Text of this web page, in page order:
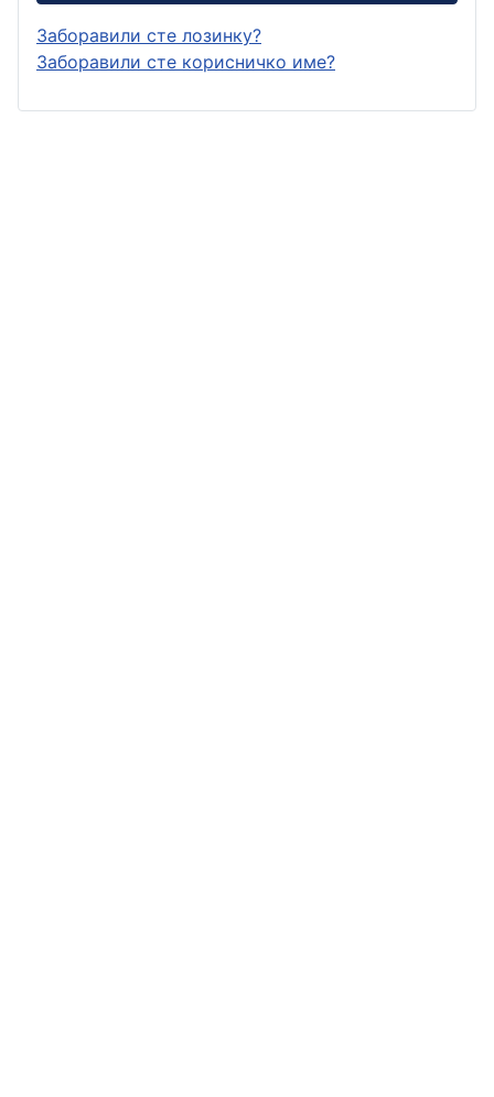
Заборавили сте лозинку?
Заборавили сте корисничко име?